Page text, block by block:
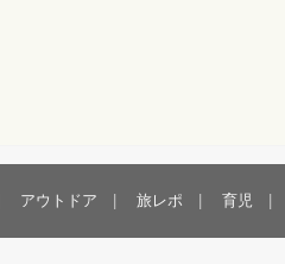
アウトドア 旅レポ 育児